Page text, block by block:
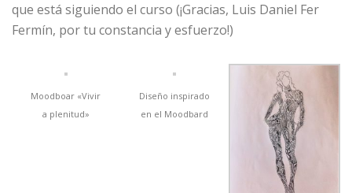
que está siguiendo el curso (¡Gracias, Luis Daniel Fer
Fermín, por tu constancia y esfuerzo!)
Moodboar «Vivir
a plenitud»
Diseño inspirado
en el Moodbard